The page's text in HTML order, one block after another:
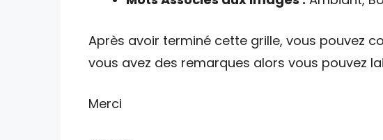
Après avoir terminé cette grille, vous pouvez
vous avez des remarques alors vous pouvez
Merci